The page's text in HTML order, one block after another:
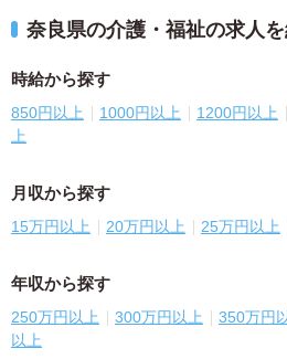
奈良県の介護・福祉の求人
時給から探す
850円以上 1000円以上 1200円以上
上
月収から探す
15万円以上 20万円以上 25万円以上
年収から探す
250万円以上 300万円以上 350万円
以上